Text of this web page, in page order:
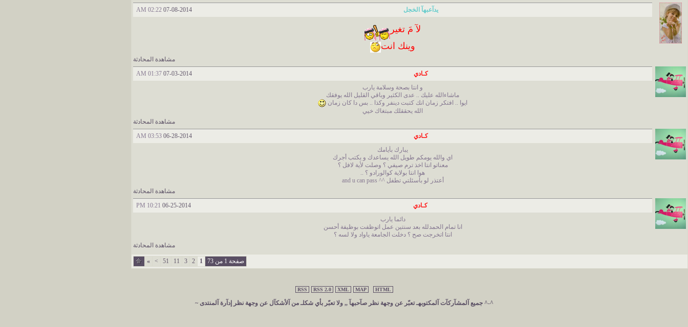
07-08-2014
02:22 AM يدآعبهآ الخجل
لآ مَ تغير
وينك انت
مشاهدة المحادثة
07-03-2014
01:37 AM
كـادي
و انتا بصحة وسلامة يارب
ماشاءالله عليك .. عدى الكثير وباقي القليل الله يوفقك
ايوا .. افتكر زمان انك كتبت دينفر وكذا .. بس دا كان زمان
الله يحققلك مبتغاك خيي
مشاهدة المحادثة
06-28-2014
03:53 AM
كـادي
يبارك بأيامك
اي والله يومكم طويل الله يساعدك و يكتب أجرك
معناتو انتا اخذ ترم صيفي ؟ وصلت لأية لافل ؟
هوا انتا بولاية كوالورادو ؟ ..
أعتذر لو بأسئلتي تطفل ^^ and u can pass
مشاهدة المحادثة
06-25-2014
10:21 PM
كـادي
دائما يارب
انا تمام الحمدلله بعد سنتين عمل اتوظفت بوظيفة أحسن
انتا اتخرجت صح ؟ دخلت الجامعة ياواد ولا لسه ؟
مشاهدة المحادثة
صفحة 1 من 73 1
2
3
11
51
>
»
RSS RSS 2.0 XML MAP HTML
^-^ جميع آلمشآركآت آلمكتوبهـ تعبّر عن وجهة نظر صآحبهآ ,, ولا تعبّر بأي شكلـ من آلأشكآل عن وجهة نظر إدآرة آلمنتدى ~